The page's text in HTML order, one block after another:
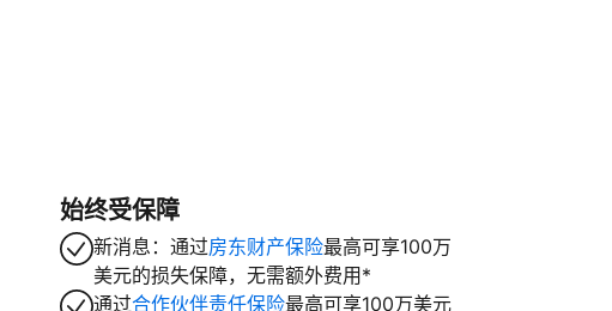
始终受保障
新消息：通过房东财产保险最高可享100万
美元的损失保障，无需额外费用*
通过合作伙伴责任保险最高可享100万美元